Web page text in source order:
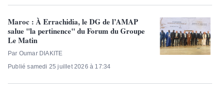
Maroc : À Errachidia, le DG de l’AMAP
salue "la pertinence" du Forum du Groupe
Le Matin
Par Oumar DIAKITE
Publié samedi 25 juillet 2026 à 17:34